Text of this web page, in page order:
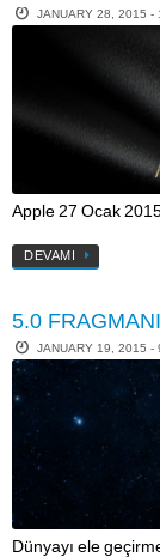
JANUARY 28, 2015 -
Apple 27 Ocak
DEVAMI
5.0 FRAGMANI
JANUARY 19, 2015 -
Dünyayı ele